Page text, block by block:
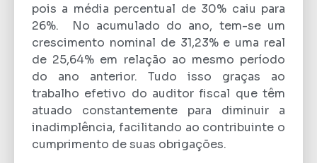
pois a média percentual de 30% caiu para
26%. No acumulado do ano, tem-se um
crescimento nominal de 31,23% e uma real
de 25,64% em relação ao mesmo período
do ano anterior. Tudo isso graças ao
trabalho efetivo do auditor fiscal que têm
atuado constantemente para diminuir a
inadimplência, facilitando ao contribuinte o
cumprimento de suas obrigações.